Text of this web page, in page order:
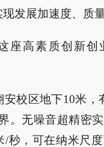
发展加速度、质量
座高素质创新创
安校区地下10米，
。无噪音超精密
/秒，可在纳米尺